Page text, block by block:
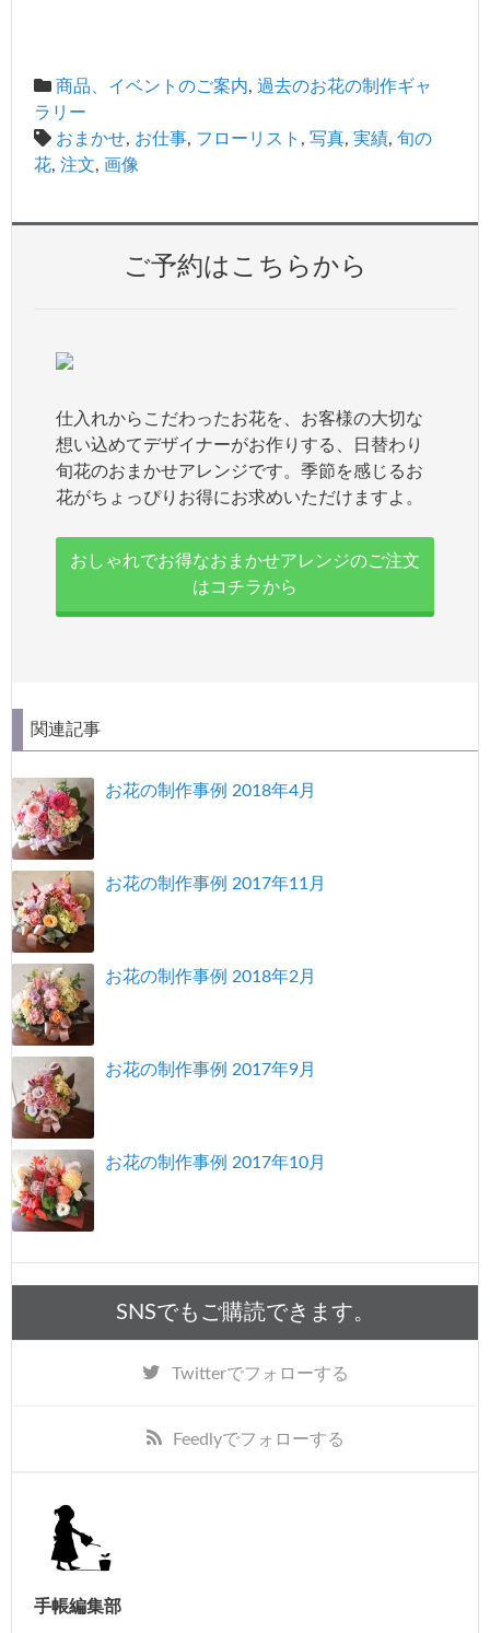
商品、イベントのご案内, 過去のお花の制作ギャ
ラリー
おまかせ, お仕事, フローリスト , 写真, 実績, 旬の
花, 注文, 画像
ご予約はこちらから
仕入れからこだわったお花を、お客様の大切な
想い込めてデザイナーがお作りする、日替わり
旬花のおまかせアレンジです。季節を感じるお
花がちょっぴりお得にお求めいただけますよ。
おしゃれでお得なおまかせアレンジのご注文
はコチラから
関連記事
お花の制作事例 2018年4月
お花の制作事例 2017年11月
お花の制作事例 2018年2月
お花の制作事例 2017年9月
お花の制作事例 2017年10月
SNSでもご購読できます。
Twitterでフォローする
Feedlyでフォローする
手帳編集部